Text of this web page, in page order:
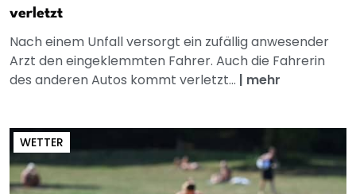
verletzt
Nach einem Unfall versorgt ein zufällig anwesender
Arzt den eingeklemmten Fahrer. Auch die Fahrerin
des anderen Autos kommt verletzt... | mehr
WETTER